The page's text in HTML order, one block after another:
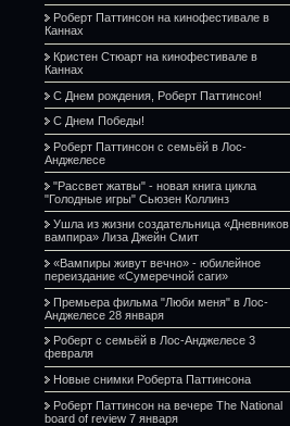
Роберт Паттинсон на кинофестивале в
Каннах
Кристен Стюарт на кинофестивале в
Каннах
С Днем рождения, Роберт Паттинсон!
С Днем Победы!
Роберт Паттинсон с семьёй в Лос-
Анджелесе
"Рассвет жатвы" - новая книга цикла
"Голодные игры" Сьюзен Коллинз
Ушла из жизни создательница «Дневников
вампира» Лиза Джейн Смит
«Вампиры живут вечно» - юбилейное
переиздание «Сумеречной саги»
Премьера фильма "Люби меня" в Лос-
Анджелесе 28 января
Роберт с семьёй в Лос-Анджелесе 3
февраля
Новые снимки Роберта Паттинсона
Роберт Паттинсон на вечере The National
board of review 7 января